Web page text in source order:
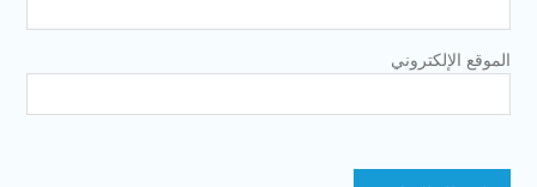
الموقع الإلكتروني